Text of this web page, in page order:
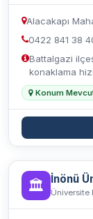
Alacakapı
0422 841 38
Battalgazi
konaklama
Konum
🏛️ İnönü
Üniversite